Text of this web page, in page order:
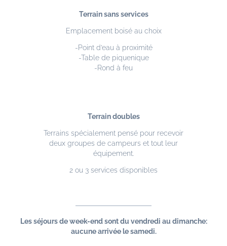
Terrain sans services
Emplacement boisé au choix
-Point d’eau à proximité
-Table de piquenique
-Rond à feu
Terrain doubles
Terrains spécialement pensé pour recevoir
deux groupes de campeurs et tout leur
équipement.
2 ou 3 services disponibles
Les séjours de week-end sont du vendredi au dimanche:
aucune arrivée le samedi.